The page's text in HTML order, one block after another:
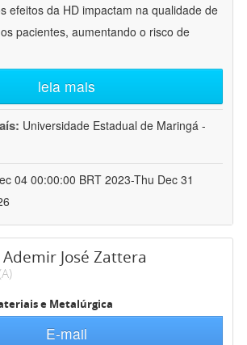
efeitos da HD impactam na qualidade de
pacientes, aumentando o risco de
leia mais
Universidade Estadual de Maringá -
04 00:00:00 BRT 2023-Thu Dec 31
Ademir José Zattera
e Metalúrgica
E-mail